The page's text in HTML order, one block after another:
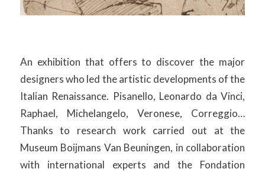
An exhibition that offers to discover the major
designers who led the artistic developments of the
Italian Renaissance. Pisanello, Leonardo da Vinci,
Raphael, Michelangelo, Veronese, Correggio…
Thanks to research work carried out at the
Museum Boijmans Van Beuningen, in collaboration
with international experts and the Fondation